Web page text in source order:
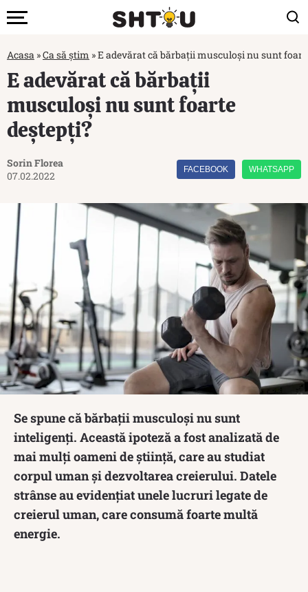
Acasa »Ca să știm »E adevărat că bărbații musculoși nu sunt
E adevărat că bărbații
musculoși nu sunt foarte
deștepți?
Sorin Florea
07.02.2022
FACEBOOK WHATSAPP
Se spune că bărbații musculoși nu sunt
inteligenți. Această ipoteză a fost analizată de
mai mulți oameni de știință, care au studiat
corpul uman și dezvoltarea creierului. Datele
strânse au evidențiat unele lucruri legate de
creierul uman, care consumă foarte multă
energie.